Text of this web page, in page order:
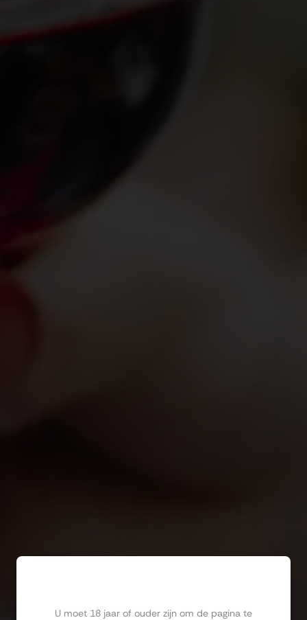
U moet 18 jaar of ouder zijn om de pagina te